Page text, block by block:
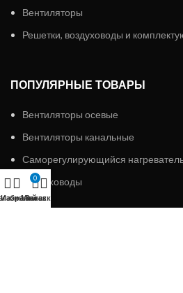
Вентиляторы
Решетки, воздуховоды и
ПОПУЛЯРНЫЕ ТОВАРЫ
Вентиляторы осевые
Вентиляторы канальные
Саморегулирующийся
Воздуховоды
Избранное
0
Заказ
Мой аккаунт